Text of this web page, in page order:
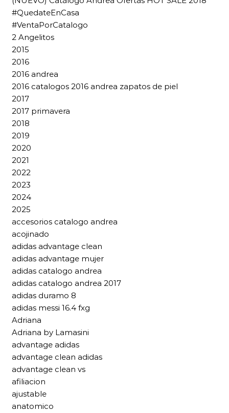
#QuedateEnCasa
#VentaPorCatalogo
2 Angelitos
2015
2016
2016 andrea
2016 catalogos 2016 andrea zapatos de piel
2017
2017 primavera
2018
2019
2020
2021
2022
2023
2024
2025
accesorios catalogo andrea
acojinado
adidas advantage clean
adidas advantage mujer
adidas catalogo andrea
adidas catalogo andrea 2017
adidas duramo 8
adidas messi 16.4 fxg
Adriana
Adriana by Lamasini
advantage adidas
advantage clean adidas
advantage clean vs
afiliacion
ajustable
anatomico